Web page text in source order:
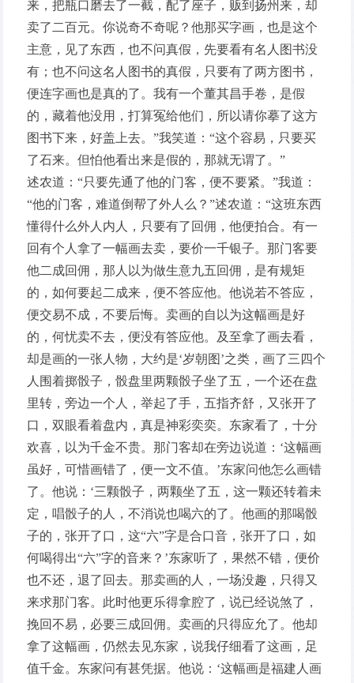
来，把瓶口磨去了一截，配了座子，贩到扬州来，却
卖了二百元。你说奇不奇呢？他那买字画，也是这个
主意，见了东西，也不问真假，先要看有名人图书没
有；也不问这名人图书的真假，只要有了两方图书，
便连字画也是真的了。我有一个董其昌手卷，是假
的，藏着他没用，打算冤给他们，所以请你摹了这方
图书下来，好盖上去。”我笑道：“这个容易，只要买
了石来。但怕他看出来是假的，那就无谓了。”
述农道：“只要先通了他的门客，便不要紧。”我道：
“他的门客，难道倒帮了外人么？”述农道：“这班东西
懂得什么外人内人，只要有了回佣，他便拍合。有一
回有个人拿了一幅画去卖，要价一千银子。那门客要
他二成回佣，那人以为做生意九五回佣，是有规矩
的，如何要起二成来，便不答应他。他说若不答应，
便交易不成，不要后悔。卖画的自以为这幅画是好
的，何忧卖不去，便没有答应他。及至拿了画去看，
却是画的一张人物，大约是‘岁朝图’之类，画了三四个
人围着掷骰子，骰盘里两颗骰子坐了五，一个还在盘
里转，旁边一个人，举起了手，五指齐舒，又张开了
口，双眼看着盘内，真是神彩奕奕。东家看了，十分
欢喜，以为千金不贵。那门客却在旁边说道：‘这幅画
虽好，可惜画错了，便一文不值。’东家问他怎么画错
了。他说：‘三颗骰子，两颗坐了五，这一颗还转着未
定，唱骰子的人，不消说也喝六的了。他画的那喝骰
子的，张开了口，这“六”字是合口音，张开了口，如
何喝得出“六”字的音来？’东家听了，果然不错，便价
也不还，退了回去。那卖画的人，一场没趣，只得又
来求那门客。此时他更乐得拿腔了，说已经说煞了，
挽回不易，必要三成回佣。卖画的只得应允了。他却
拿了这幅画，仍然去见东家，说我仔细看了这画，足
值千金。东家问有甚凭据。他说：‘这幅画是福建人画